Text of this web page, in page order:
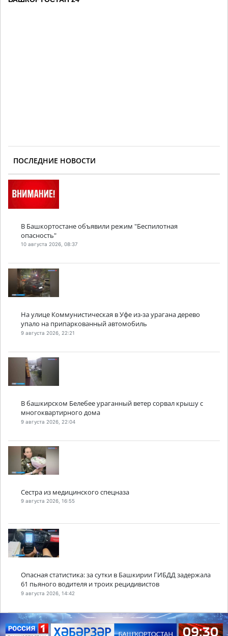
ПОСЛЕДНИЕ НОВОСТИ
В Башкортостане объявили режим "Беспилотная
опасность"
10 августа 2026, 08:37
На улице Коммунистическая в Уфе из-за урагана дерево
упало на припаркованный автомобиль
9 августа 2026, 22:21
В башкирском Белебее ураганный ветер сорвал крышу с
многоквартирного дома
9 августа 2026, 22:04
Сестра из медицинского спецназа
9 августа 2026, 16:55
Опасная статистика: за сутки в Башкирии ГИБДД задержала
61 пьяного водителя и троих рецидивистов
9 августа 2026, 14:42